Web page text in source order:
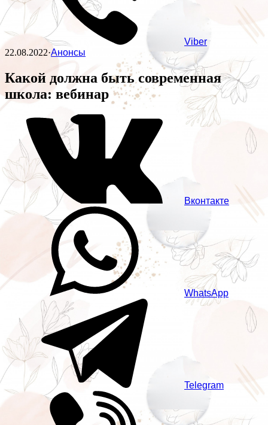
Viber
22.08.2022·Анонсы
Какой должна быть современная
школа: вебинар
Вконтакте
WhatsApp
Telegram